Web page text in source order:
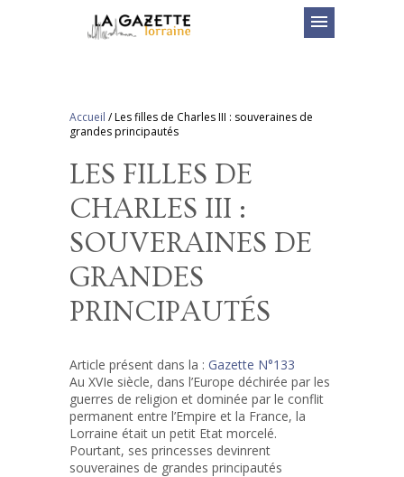
menu
Accueil /Les filles de Charles III : souveraines de
grandes principautés
LES FILLES DE
CHARLES III :
SOUVERAINES DE
GRANDES
PRINCIPAUTÉS
Article présent dans la : Gazette N°133
Au XVIe siècle, dans l’Europe déchirée par les
guerres de religion et dominée par le conflit
permanent entre l’Empire et la France, la
Lorraine était un petit Etat morcelé.
Pourtant, ses princesses devinrent
souveraines de grandes principautés